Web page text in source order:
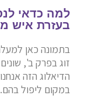
למה כדאי
בעזרת איש
בתמונה כאן
זוג בפרק ב',
הדיאלוג הזה
במקום ליפול בהם.